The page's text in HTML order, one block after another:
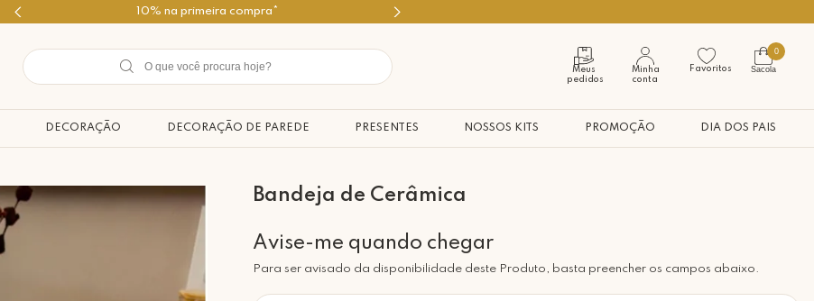
Use o cupom PRIMEIROMIMO
Meus
pedidos
Minha
conta
Favoritos
0
Sacola
DECORAÇÃO DECORAÇÃO DE PAREDE PRESENTES NOSSOS KITS PROMOÇÃO DIA DOS PAIS
Bandeja de Cerâmica
Para ser avisado da disponibilidade deste Produto, basta preencher os campos abaixo.